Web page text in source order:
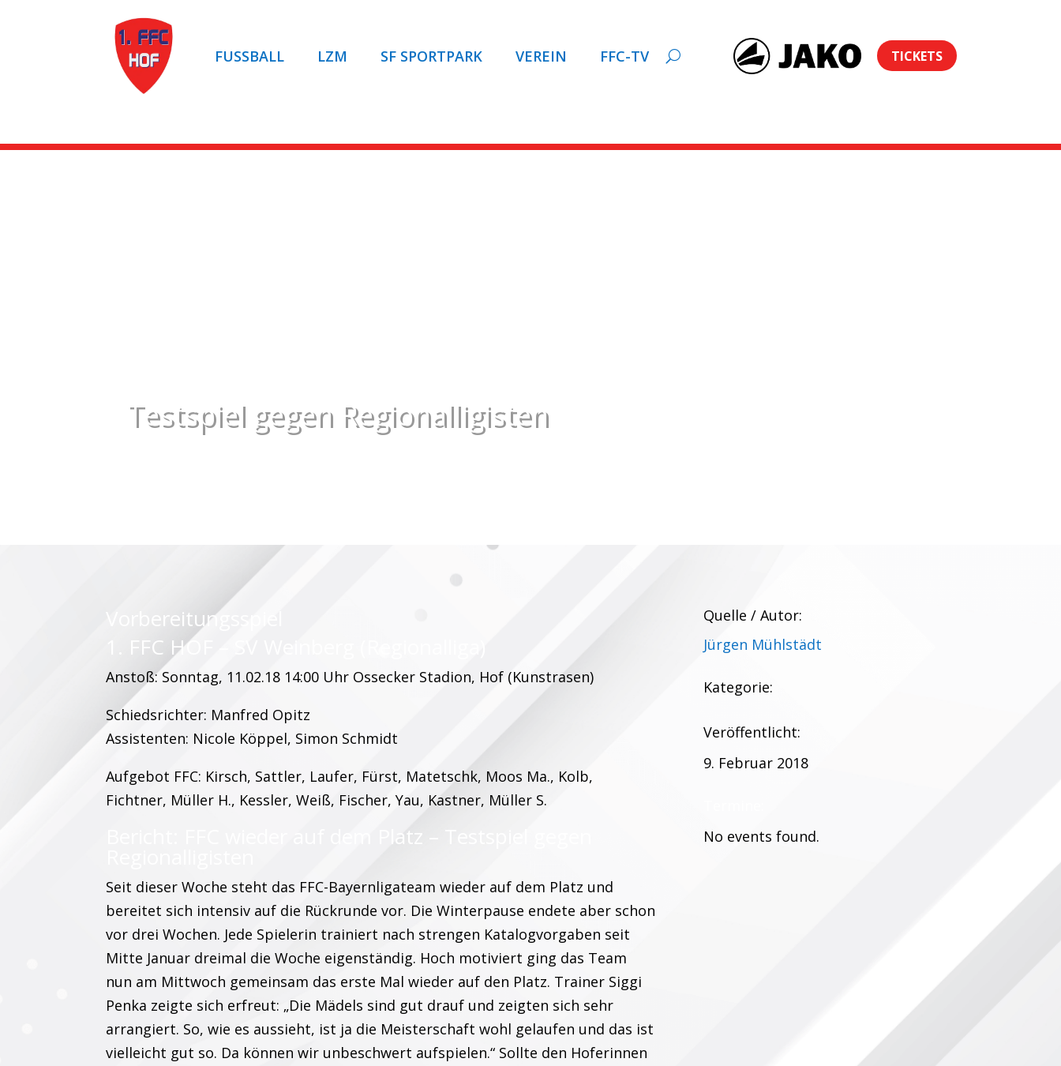
FUSSBALL LZM SF SPORTPARK VEREIN FFC-TV TICKETS
Testspiel gegen Regionalligisten
Vorbereitungsspiel
1. FFC HOF – SV Weinberg (Regionalliga)
Anstoß: Sonntag, 11.02.18 14:00 Uhr Ossecker Stadion, Hof (Kunstrasen)
Schiedsrichter: Manfred Opitz
Assistenten: Nicole Köppel, Simon Schmidt
Aufgebot FFC: Kirsch, Sattler, Laufer, Fürst, Matetschk, Moos Ma., Kolb,
Fichtner, Müller H., Kessler, Weiß, Fischer, Yau, Kastner, Müller S.
Bericht: FFC wieder auf dem Platz – Testspiel gegen
Seit dieser Woche steht das FFC-Bayernligateam wieder auf dem Platz und
bereitet sich intensiv auf die Rückrunde vor. Die Winterpause endete aber schon
vor drei Wochen. Jede Spielerin trainiert nach strengen Katalogvorgaben seit
Mitte Januar dreimal die Woche eigenständig. Hoch motiviert ging das Team
nun am Mittwoch gemeinsam das erste Mal wieder auf den Platz. Trainer Siggi
Penka zeigte sich erfreut: „Die Mädels sind gut drauf und zeigten sich sehr
arrangiert. So, wie es aussieht, ist ja die Meisterschaft wohl gelaufen und das ist
vielleicht gut so. Da können wir unbeschwert aufspielen.“ Sollte den Hoferinnen
Quelle / Autor:
Jürgen Mühlstädt
Kategorie:
Veröffentlicht:
9. Februar 2018
No events found.